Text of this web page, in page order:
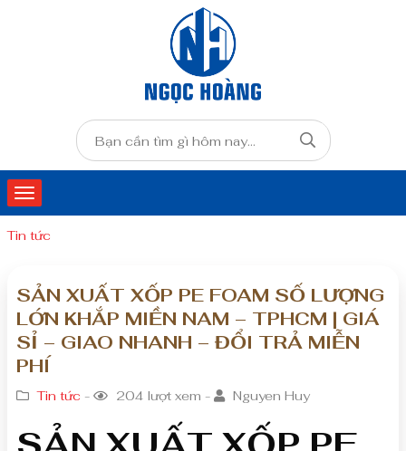
Tin tức
SẢN XUẤT XỐP PE FOAM SỐ LƯỢNG
LỚN KHẮP MIỀN NAM – TPHCM | GIÁ
SỈ – GIAO NHANH – ĐỔI TRẢ MIỄN
PHÍ
Tin tức - 204 lượt xem - Nguyen Huy